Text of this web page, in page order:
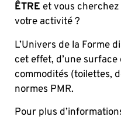
ÊTRE et vous
votre activité ?
L’Univers de la Forme
cet effet, d’une surface
commodités (toilettes,
normes PMR.
Pour plus